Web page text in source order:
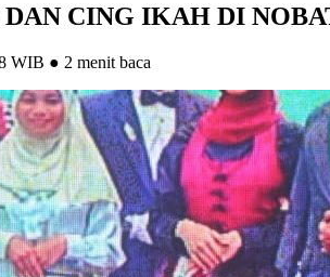
CING IKAH DI
WIB ● 2 menit baca